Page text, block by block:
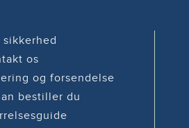
sikkerhed
os
og forsendelse
bestiller du